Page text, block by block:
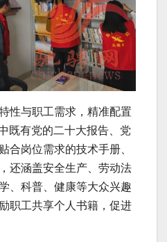
性与职工需求，精准配置
既有党的二十大报告、党
合岗位需求的技术手册、
还涵盖安全生产、劳动法
、科普、健康等大众兴趣
职工共享个人书籍，促进